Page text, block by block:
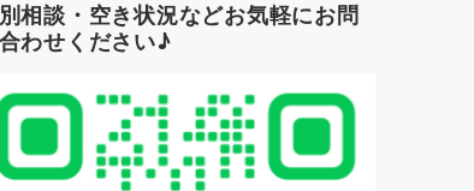
相談・空き状況などお気軽にお問
わせください♪